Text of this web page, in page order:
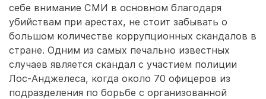
себе внимание СМИ в основном благодаря
убийствам при арестах, не стоит забывать о
большом количестве коррупционных скандалов в
стране. Одним из самых печально известных
случаев является скандал с участием полиции
Лос-Анджелеса, когда около 70 офицеров из
подразделения по борьбе с организованной